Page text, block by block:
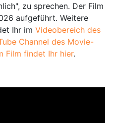
zu sprechen. Der Film
aufgeführt. Weitere
Ihr im Videobereich des
Channel des Movie-
Film findet Ihr hier.